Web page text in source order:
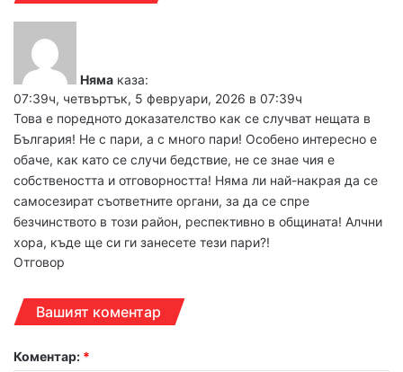
Няма каза:
07:39ч, четвъртък, 5 февруари, 2026 в 07:39ч
Това е поредното доказателство как се случват нещата в
България! Не с пари, а с много пари! Особено интересно е
обаче, как като се случи бедствие, не се знае чия е
собствеността и отговорността! Няма ли най-накрая да се
самосезират съответните органи, за да се спре
безчинството в този район, респективно в общината! Алчни
хора, къде ще си ги занесете тези пари?!
Отговор
Вашият коментар
Коментар: *